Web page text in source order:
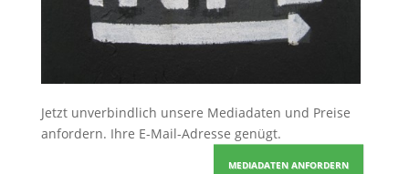
Jetzt unverbindlich unsere Mediadaten und Preise
anfordern. Ihre E-Mail-Adresse genügt.
MEDIADATEN ANFORDERN